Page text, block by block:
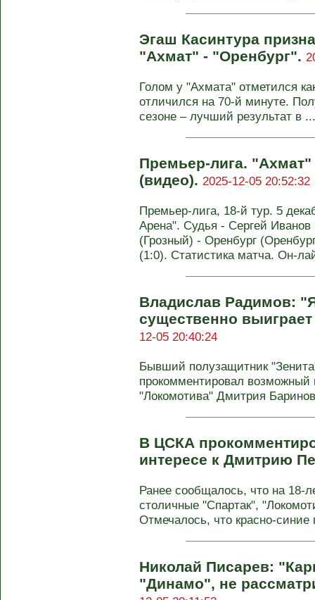
Эгаш Касинтура
"Ахмат" - "Оренбург".
Голом у "Ахмата" отметился
отличился на 70-й минуте.
сезоне – лучший результат в ...
Премьер-лига.
(видео). 2025-12-05 20:52:32
Премьер-лига, 18-й тур. 5
Арена". Судья - Сергей
(Грозный) - Оренбург
(1:0). Статистика матча. Он-
Владислав Радимов:
существенно
12-05 20:40:24
Бывший полузащитник
прокомментировал
"Локомотива" Дмитрия
В ЦСКА
интересе к Дмитрию
Ранее сообщалось, что на 18-
столичные "Спартак",
Отмечалось, что красно-
Николай Писарев:
"Динамо", не